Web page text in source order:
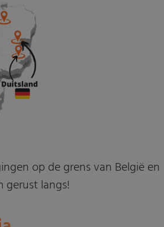
op de grens van België en
gerust langs!